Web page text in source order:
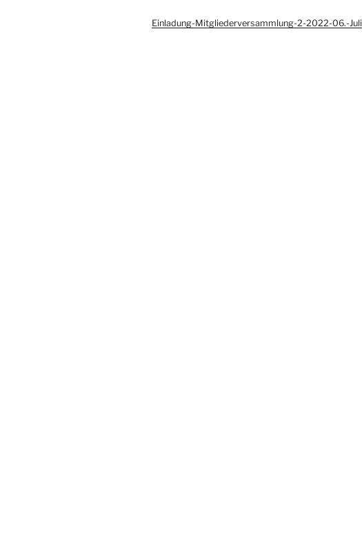
Einladung-Mitgliederversammlung-2-2022-06.-Juli